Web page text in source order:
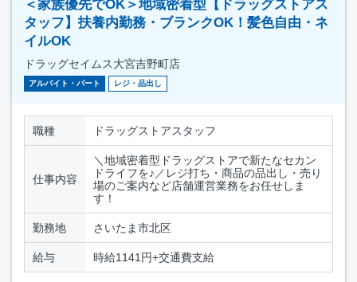
＜家族優先でOK＞地域密着型【ドラッグストアス
タッフ】扶養内勤務・ブランクOK！髪色自由・ネ
イルOK
ドラッグセイムス大宮吉野町店
アルバイト・パート レジ・品出し
職種 ドラッグストアスタッフ
仕事内容
＼地域密着型ドラッグストアで新たなセカン
ドライフを♪／レジ打ち・商品の品出し・売り
場のご案内など店舗運営業務をお任せしま
す！
勤務地 さいたま市北区
給与 時給1141円+交通費支給